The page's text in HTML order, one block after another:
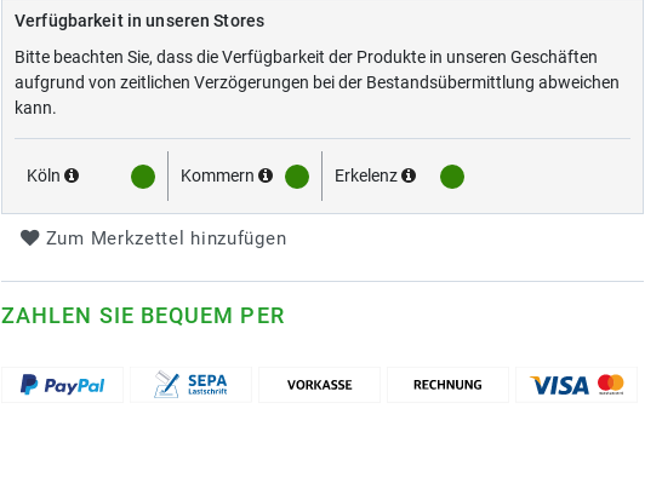
Verfügbarkeit in unseren Stores
Bitte beachten Sie, dass die Verfügbarkeit der Produkte in unseren Geschäften
aufgrund von zeitlichen Verzögerungen bei der Bestandsübermittlung abweichen
kann.
Köln Kommern Erkelenz
Zum Merkzettel hinzufügen
ZAHLEN SIE BEQUEM PER